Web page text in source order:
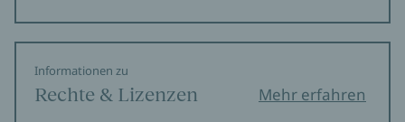
Informationen zu
Rechte & Lizenzen Mehr erfahren